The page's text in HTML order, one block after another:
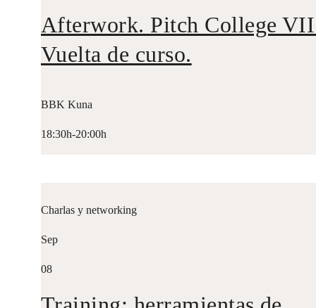
Afterwork. Pitch College
Vuelta de curso.
BBK Kuna
18:30h-20:00h
Charlas y networking
Sep
08